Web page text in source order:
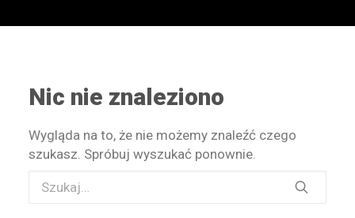
WYSZUKIWANIE
STREFA PRACOWNIKA
RECEPTURY ON-LINE
Nic nie znaleziono
Wygląda na to, że nie możemy znaleźć czego
szukasz. Spróbuj wyszukać ponownie.